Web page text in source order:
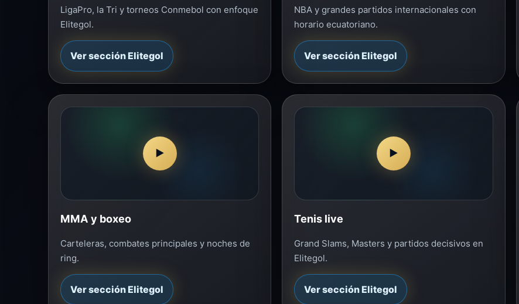
LigaPro, la Tri y torneos Conmebol con enfoque
Elitegol.
Ver sección Elitegol
NBA y grandes partidos internacionales con
horario ecuatoriano.
Ver sección Elitegol
▶
MMA y boxeo
Carteleras, combates principales y noches de
ring.
Ver sección Elitegol
▶
Tenis live
Grand Slams, Masters y partidos decisivos en
Elitegol.
Ver sección Elitegol